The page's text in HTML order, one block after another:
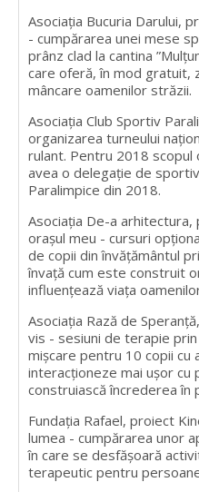
Asociația Bucuria Darului,
- cumpărarea unei mese
prânz clad la cantina
care oferă, în mod gratuit,
mâncare oamenilor străzii.
Asociația Club Sportiv
organizarea turneului
rulant. Pentru 2018 scopul
avea o delegaţie de
Paralimpice din 2018.
Asociația De-a
orașul meu - cursuri
de copii din învățământul
învață cum este construit
influențează viața
Asociația Rază de
vis - sesiuni de terapie
mișcare pentru 10 copii cu
interacționeze mai ușor cu
construiască încrederea în
Fundația Rafael, proiect
lumea - cumpărarea unor
în care se desfășoară
terapeutic pentru